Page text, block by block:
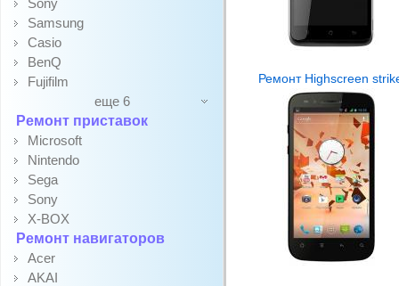
Sony
Samsung
Casio
BenQ
Fujifilm
еще 6
Ремонт приставок
Microsoft
Nintendo
Sega
Sony
X-BOX
Ремонт навигаторов
Acer
AKAI
Ремонт Highscreen